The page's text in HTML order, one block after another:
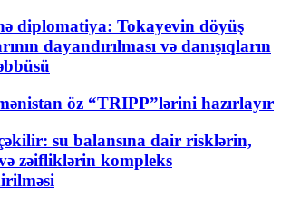
diplomatiya: Tokayevin döyüş
dayandırılması və danışıqların
öz “TRIPP”lərini hazırlayır
su balansına dair risklərin,
zəifliklərin kompleks